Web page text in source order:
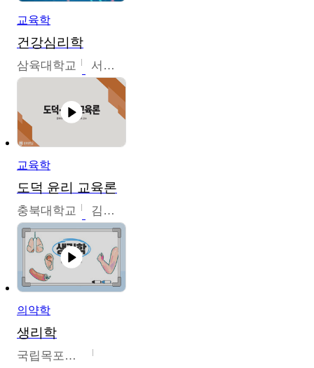
교육학
건강심리학
삼육대학교 서경현
교육학
도덕 윤리 교육론
충북대학교 김연숙
의약학
생리학
국립목포대학교